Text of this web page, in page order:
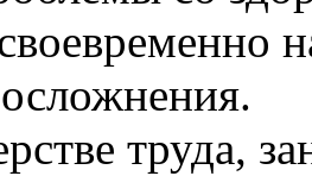
труда,